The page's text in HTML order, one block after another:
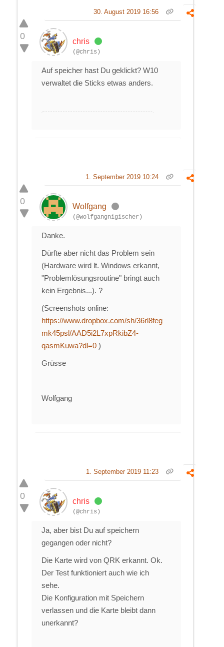
0
30. August 2019 16:56
chris
(@chris)
Auf speicher hast Du geklickt? W10
verwaltet die Sticks etwas anders.
0
1. September 2019 10:24
Wolfgang
(@wolfgangnigischer)
Danke.
Dürfte aber nicht das Problem sein
(Hardware wird lt. Windows erkannt,
"Problemlösungsroutine" bringt auch
kein Ergebnis...). ?
(Screenshots online:
https://www.dropbox.com/sh/36rl8feg
mk45psl/AAD5i2L7xpRkibZ4-
qasmKuwa?dl=0 )
Grüsse
Wolfgang
0
1. September 2019 11:23
chris
(@chris)
Ja, aber bist Du auf speichern
gegangen oder nicht?
Die Karte wird von QRK erkannt. Ok.
Der Test funktioniert auch wie ich
sehe.
Die Konfiguration mit Speichern
verlassen und die Karte bleibt dann
unerkannt?